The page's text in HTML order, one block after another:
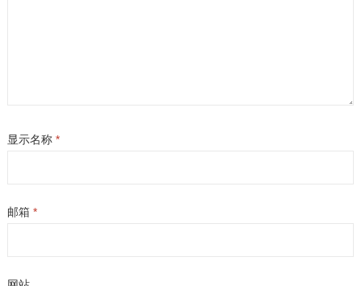
显示名称 *
邮箱 *